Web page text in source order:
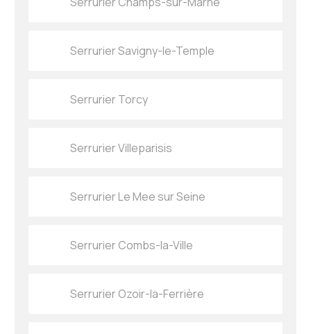
Serrurier Savigny-le-Temple
Serrurier Torcy
Serrurier Villeparisis
Serrurier Le Mee sur Seine
Serrurier Combs-la-Ville
Serrurier Ozoir-la-Ferrière